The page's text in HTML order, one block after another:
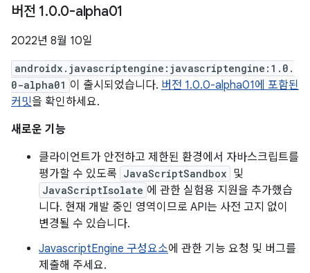
버전 1.0.0-alpha01
2022년 8월 10일
androidx.javascriptengine:javascriptengine:1.0.
0-alpha01 이 출시되었습니다. 버전 1.0.0-alpha01에 포함된
커밋을 확인하세요.
새로운 기능
클라이언트가 안전하고 제한된 환경에서 자바스크립트를
평가할 수 있도록 JavaScriptSandbox 및
JavaScriptIsolate 에 관한 실험용 지원을 추가했습
니다. 현재 개발 중인 영역이므로 API는 사전 고지 없이
변경될 수 있습니다.
JavascriptEngine 구성요소에 관한 기능 요청 및 버그를
제출해 주세요.